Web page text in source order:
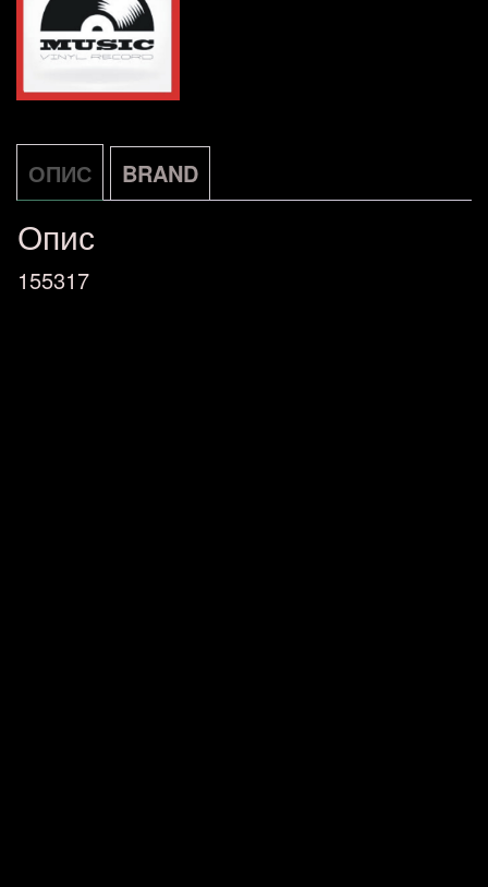
ОПИС BRAND
Опис
155317